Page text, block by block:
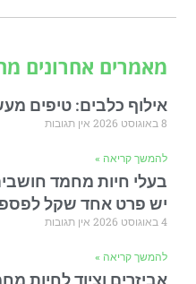
מאמרים אחרונים
אילוף כלבים: טיפים
8 באוגוסט 2026 אין תגובות
להמשך קריאה »
בעלי חיות מחמד
יש פרט אחד שקל
4 באוגוסט 2026 אין תגובות
להמשך קריאה »